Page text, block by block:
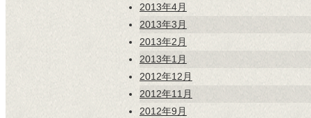
2013年4月
2013年3月
2013年2月
2013年1月
2012年12月
2012年11月
2012年9月